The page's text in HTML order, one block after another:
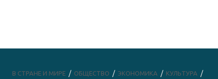
В СТРАНЕ И МИРЕ ОБЩЕСТВО ЭКОНОМИКА КУЛЬТУРА